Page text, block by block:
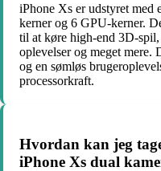
iPhone Xs er udstyret
kerner og 6 GPU-kerner.
til at køre high-end 3D-
oplevelser og meget mere.
og en sømløs
processorkraft.
Hvordan kan jeg
iPhone Xs dual